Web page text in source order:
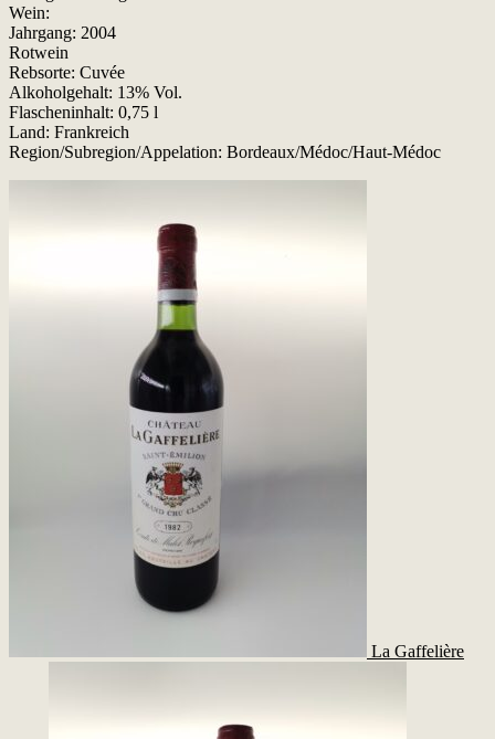
Wein:
Jahrgang: 2004
Rotwein
Rebsorte: Cuvée
Alkoholgehalt: 13% Vol.
Flascheninhalt: 0,75 l
Land: Frankreich
Region/Subregion/Appelation: Bordeaux/Médoc/Haut-Médoc
La Gaffelière